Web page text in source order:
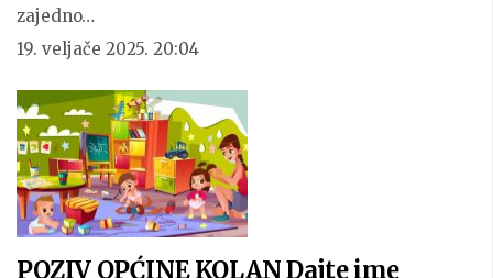
zajedno…
19. veljače 2025. 20:04
POZIV OPĆINE KOLAN Dajte ime